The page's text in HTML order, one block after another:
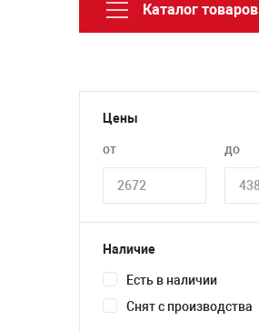
Каталог товаров
Цены
от до
Наличие
Есть в наличии
Снят с производства